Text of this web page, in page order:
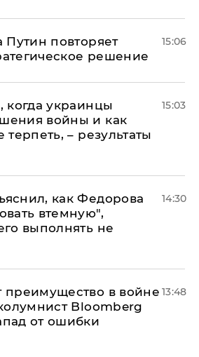
Путин повторяет
решение
15:06
когда украинцы
войны и как
терпеть, – результаты
15:03
как Федорова
втемную",
выполнять не
14:30
преимущество в войне
Bloomberg
от ошибки
13:48